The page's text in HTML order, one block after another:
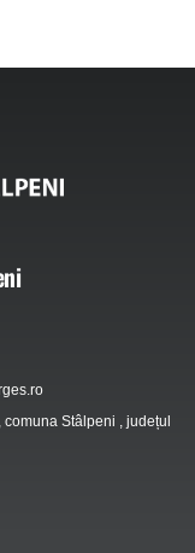
Stâlpeni , județul